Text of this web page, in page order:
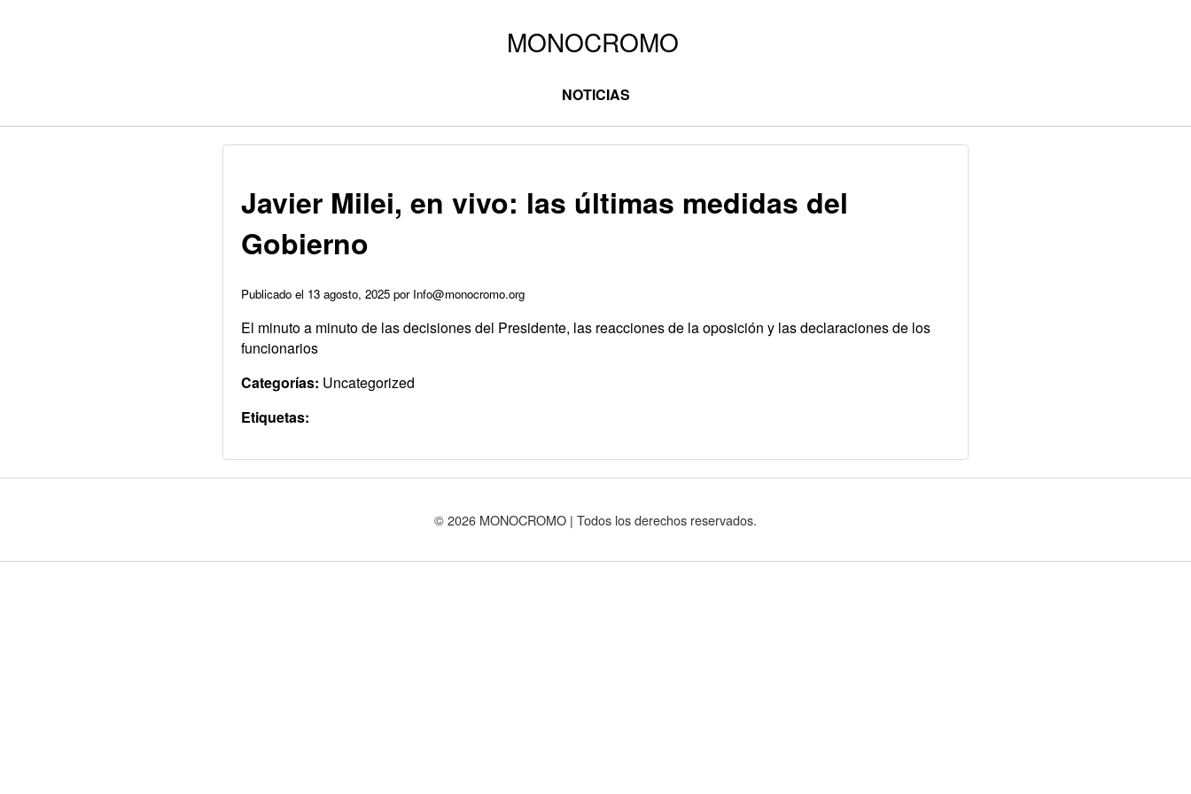
NOTICIAS
Javier Milei, en vivo: las últimas medidas del
Gobierno
Publicado el 13 agosto, 2025 por Info@monocromo.org
El minuto a minuto de las decisiones del Presidente, las reacciones de la oposición y las declaraciones de los
funcionarios
Categorías: Uncategorized
Etiquetas:
© 2026 MONOCROMO | Todos los derechos reservados.